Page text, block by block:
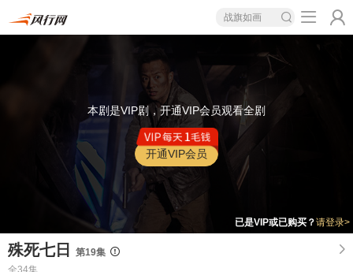
战旗如画
本剧是VIP剧，开通VIP会员观看全剧
开通VIP会员
已是VIP或已购买？请登录>
殊死七日
第19集
全34集